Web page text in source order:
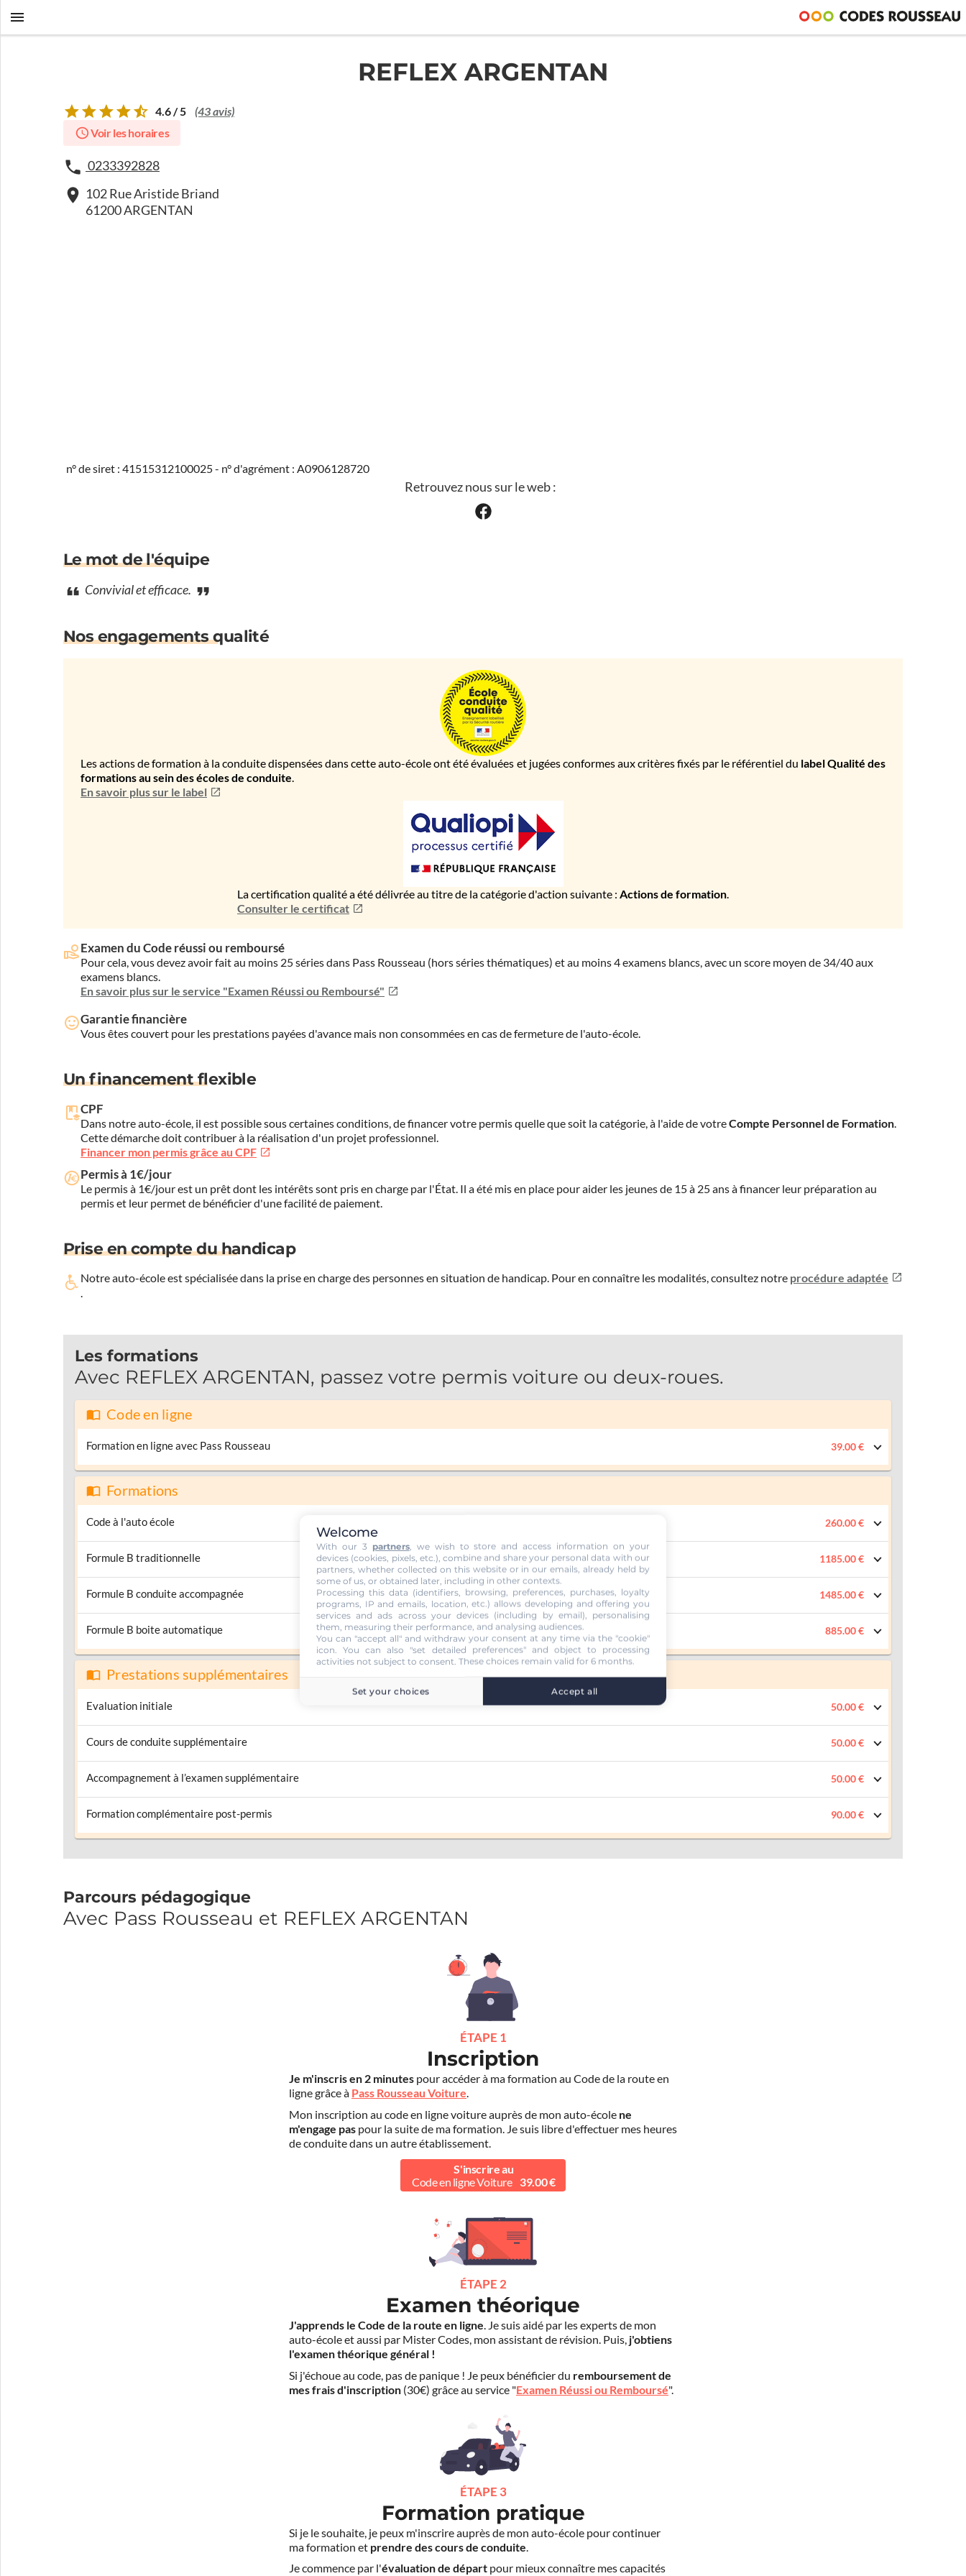
REFLEX ARGENTAN
4.6 / 5 (43 avis)
Voir les horaires
0233392828
102 Rue Aristide Briand
61200 ARGENTAN
n° de siret : 41515312100025 - n° d'agrément : A0906128720
Retrouvez nous sur le web :
Le mot de l'équipe
Convivial et efficace.
Nos engagements qualité
Les actions de formation à la conduite dispensées dans cette auto-école ont été évaluées et jugées conformes aux critères fixés par le référentiel du label Qualité des
formations au sein des écoles de conduite.
En savoir plus sur le label
La certification qualité a été délivrée au titre de la catégorie d'action suivante : Actions de formation.
Consulter le certificat
Examen du Code réussi ou remboursé
Pour cela, vous devez avoir fait au moins 25 séries dans Pass Rousseau (hors séries thématiques) et au moins 4 examens blancs, avec un score moyen de 34/40 aux
examens blancs.
En savoir plus sur le service "Examen Réussi ou Remboursé"
Garantie financière
Vous êtes couvert pour les prestations payées d'avance mais non consommées en cas de fermeture de l'auto-école.
Un financement flexible
CPF
Dans notre auto-école, il est possible sous certaines conditions, de financer votre permis quelle que soit la catégorie, à l'aide de votreCompte Personnel de Formation.
Cette démarche doit contribuer à la réalisation d'un projet professionnel.
Financer mon permis grâce au CPF
Permis à 1€/jour
Le permis à 1€/jour est un prêt dont les intérêts sont pris en charge par l'État. Il a été mis en place pour aider les jeunes de 15 à 25 ans à financer leur préparation au
permis et leur permet de bénéficier d'une facilité de paiement.
Prise en compte du handicap
Notre auto-école est spécialisée dans la prise en charge des personnes en situation de handicap. Pour en connaître les modalités, consultez notre procédure adaptée
.
Les formations
Avec REFLEX ARGENTAN, passez votre permis voiture ou deux-roues.
Code en ligne
Formation en ligne avec Pass Rousseau 39.00 €
Formations
Code à l'auto école 260.00 €
Formule B traditionnelle 1185.00 €
Formule B conduite accompagnée 1485.00 €
Formule B boite automatique 885.00 €
Prestations supplémentaires
Evaluation initiale 50.00 €
Cours de conduite supplémentaire 50.00 €
Accompagnement à l’examen supplémentaire 50.00 €
Formation complémentaire post-permis 90.00 €
Parcours pédagogique
Avec Pass Rousseau et REFLEX ARGENTAN
ÉTAPE 1
Inscription
Je m'inscris en 2 minutes pour accéder à ma formation au Code de la route en
ligne grâce à Pass Rousseau Voiture.
Mon inscription au code en ligne voiture auprès de mon auto-école ne
m'engage pas pour la suite de ma formation. Je suis libre d'effectuer mes heures
de conduite dans un autre établissement.
S'inscrire au
Code en ligne Voiture
39.00 €
ÉTAPE 2
Examen théorique
J'apprends le Code de la route en ligne. Je suis aidé par les experts de mon
auto-école et aussi par Mister Codes, mon assistant de révision. Puis, j'obtiens
l'examen théorique général !
Si j'échoue au code, pas de panique ! Je peux bénéficier du remboursement de
mes frais d'inscription (30€) grâce au service "Examen Réussi ou Remboursé".
ÉTAPE 3
Formation pratique
Si je le souhaite, je peux m'inscrire auprès de mon auto-école pour continuer
ma formation et prendre des cours de conduite.
Je commence par l'évaluation de départ pour mieux connaître mes capacités
Welcome
With our 3 partners, we wish to store and access information on your
devices (cookies, pixels, etc.), combine and share your personal data with our
partners, whether collected on this website or in our emails, already held by
some of us, or obtained later, including in other contexts.
Processing this data (identifiers, browsing, preferences, purchases, loyalty
programs, IP and emails, location, etc.) allows developing and offering you
services and ads across your devices (including by email), personalising
them, measuring their performance, and analysing audiences.
You can "accept all" and withdraw your consent at any time via the "cookie"
icon . You can also "set detailed preferences" and object to processing
activities not subject to consent. These choices remain valid for 6 months.
Set your choices Accept all